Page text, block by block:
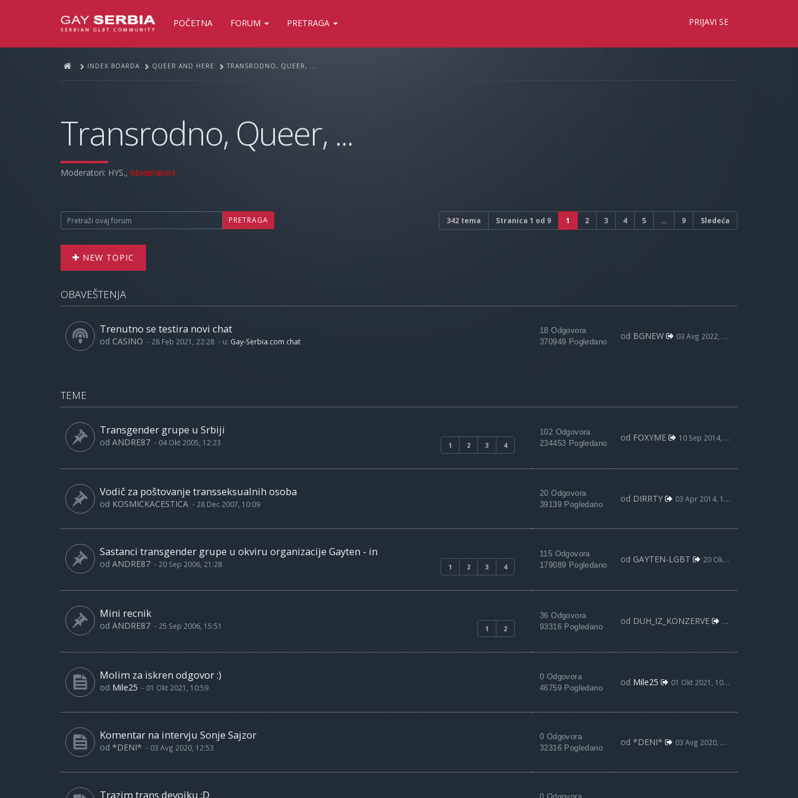
POČETNA FORUM PRETRAGA PRIJAVI SE
INDEX BOARDA QUEER AND HERE TRANSRODNO, QUEER, ...
Transrodno, Queer, ...
Moderatori: HYS., Moderators
PRETRAGA 342 tema Stranica 1 od 9 1 2 3 4 5 … 9 Sledeća
NEW TOPIC
OBAVEŠTENJA
Trenutno se testira novi chat
od CASINO - 28 Feb 2021, 22:28 - u: Gay-Serbia.com chat
18 Odgovora
370949 Pogledano
od BGNEW 03 Avg 2022, 09:59
TEME
Transgender grupe u Srbiji
1 2 3 4
od ANDRE87 - 04 Okt 2005, 12:23
102 Odgovora
234453 Pogledano
od FOXYME 10 Sep 2014, 21:13
Vodič za poštovanje transseksualnih osoba
od KOSMICKACESTICA - 28 Dec 2007, 10:09
20 Odgovora
39139 Pogledano
od DIRRTY 03 Apr 2014, 12:17
Sastanci transgender grupe u okviru organizacije Gayten - in
1 2 3 4
od ANDRE87 - 20 Sep 2006, 21:28
115 Odgovora
179089 Pogledano
od GAYTEN-LGBT 20 Okt 2013, 21:27
Mini recnik
1 2
od ANDRE87 - 25 Sep 2006, 15:51
36 Odgovora
93316 Pogledano
od DUH_IZ_KONZERVE 05 Apr 2010, 13:00
Molim za iskren odgovor :)
od Mile25 - 01 Okt 2021, 10:59
0 Odgovora
46759 Pogledano
od Mile25 01 Okt 2021, 10:59
Komentar na intervju Sonje Sajzor
od *DENI* - 03 Avg 2020, 12:53
0 Odgovora
32316 Pogledano
od *DENI* 03 Avg 2020, 12:53
Trazim trans devojku :D